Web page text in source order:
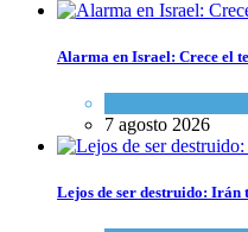
Alarma en Israel: Crece el
7 agosto 2026
Lejos de ser destruido: